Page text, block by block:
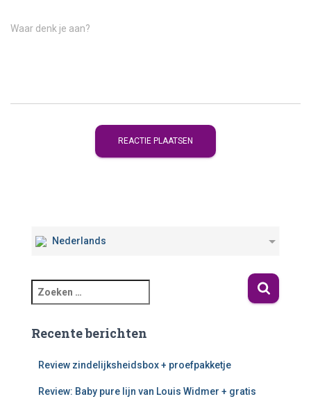
Waar denk je aan?
Nederlands
Recente berichten
Review zindelijksheidsbox + proefpakketje
Review: Baby pure lijn van Louis Widmer + gratis